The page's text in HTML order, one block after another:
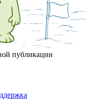
публикации